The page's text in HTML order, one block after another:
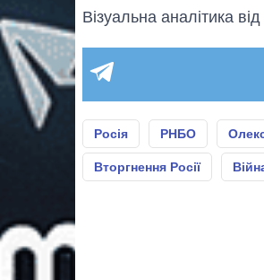
Візуальна аналітика
Росія РНБО
Вторгнення Росії